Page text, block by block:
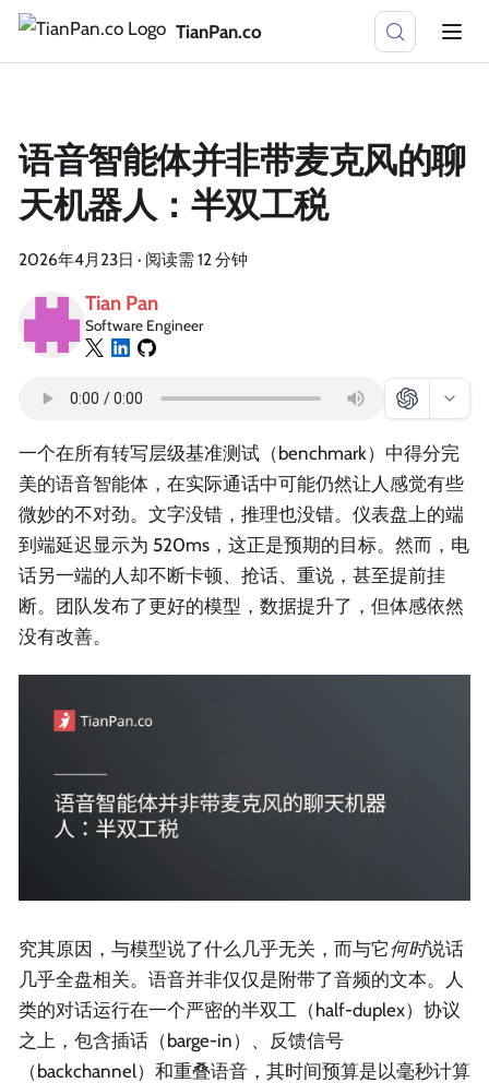
TianPan.co
语音智能体并非带麦克风的聊
天机器人：半双工税
2026年4月23日 · 阅读需 12 分钟
Tian Pan
Software Engineer
一个在所有转写层级基准测试（benchmark）中得分完
美的语音智能体，在实际通话中可能仍然让人感觉有些
微妙的不对劲。文字没错，推理也没错。仪表盘上的端
到端延迟显示为 520ms，这正是预期的目标。然而，电
话另一端的人却不断卡顿、抢话、重说，甚至提前挂
断。团队发布了更好的模型，数据提升了，但体感依然
没有改善。
究其原因，与模型说了什么几乎无关，而与它 何时说话
几乎全盘相关。语音并非仅仅是附带了音频的文本。人
类的对话运行在一个严密的半双工（half-duplex）协议
之上，包含插话（barge-in）、反馈信号
（backchannel）和重叠语音，其时间预算是以毫秒计算